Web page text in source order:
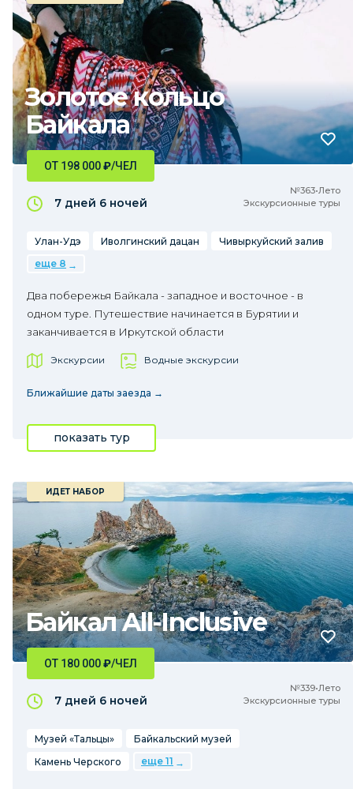
Золотое кольцо
Байкала
№363•Лето
Экскурсионные туры
ОТ 198 000₽/ЧЕЛ
7 дней 6 ночей
Улан-Удэ Иволгинский дацан
Чивыркуйский залив
еще 8
Два побережья Байкала - западное и восточное - в
одном туре. Путешествие начинается в Бурятии и
заканчивается в Иркутской области
Экскурсии Водные экскурсии
Ближайшие даты заезда →
показать тур
Байкал All-Inclusive
ИДЕТ НАБОР
№339•Лето
Экскурсионные туры
ОТ 180 000₽/ЧЕЛ
7 дней 6 ночей
Музей «Тальцы»
Байкальский музей
Камень Черского
еще 11